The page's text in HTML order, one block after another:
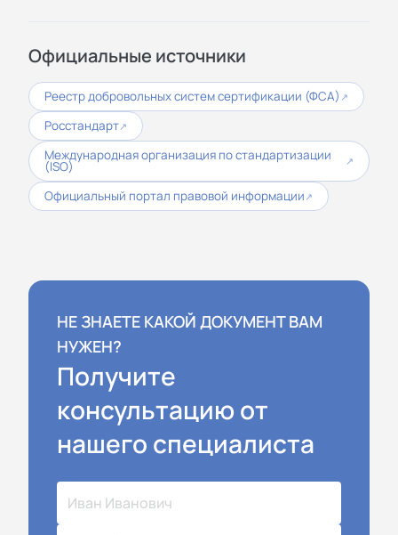
Официальные источники
Реестр добровольных систем сертификации (ФСА) ↗
Росстандарт↗
Международная организация по стандартизации
(ISO) ↗
Официальный портал правовой информации ↗
НЕ ЗНАЕТЕ КАКОЙ ДОКУМЕНТ ВАМ
НУЖЕН?
Получите
консультацию от
нашего специалиста